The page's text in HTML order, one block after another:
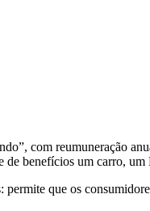
com reumuneração
de benefícios um carro,
que os